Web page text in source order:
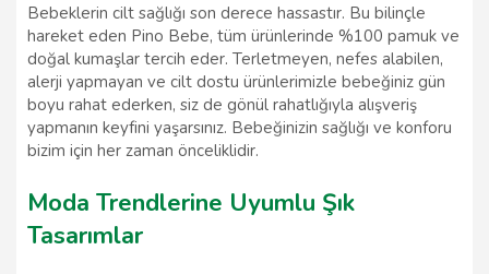
Bebeklerin cilt sağlığı son derece hassastır. Bu bilinçle
hareket eden Pino Bebe, tüm ürünlerinde %100 pamuk ve
doğal kumaşlar tercih eder. Terletmeyen, nefes alabilen,
alerji yapmayan ve cilt dostu ürünlerimizle bebeğiniz gün
boyu rahat ederken, siz de gönül rahatlığıyla alışveriş
yapmanın keyfini yaşarsınız. Bebeğinizin sağlığı ve konforu
bizim için her zaman önceliklidir.
Moda Trendlerine Uyumlu Şık
Tasarımlar